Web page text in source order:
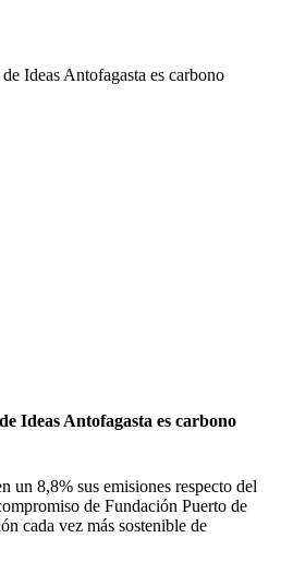
Ideas Antofagasta es carbono
un 8,8% sus emisiones respecto del
de Fundación Puerto de
cada vez más sostenible de